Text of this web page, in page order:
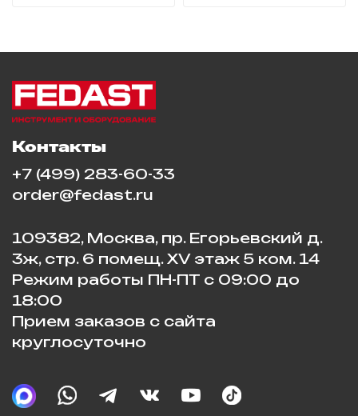
Контакты
+7 (499) 283-60-33
order@fedast.ru
109382, Москва, пр. Егорьевский д.
3ж, стр. 6 помещ. XV этаж 5 ком. 14
Режим работы ПН-ПТ с 09:00 до
18:00
Прием заказов с сайта
круглосуточно